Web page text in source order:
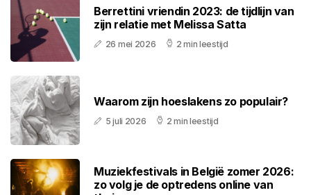
Berrettini vriendin 2023: de tijdlijn van
zijn relatie met Melissa Satta
26 mei 2026 2 min leestijd
Waarom zijn hoeslakens zo populair?
5 juli 2026 2 min leestijd
Muziekfestivals in België zomer 2026:
zo volg je de optredens online van